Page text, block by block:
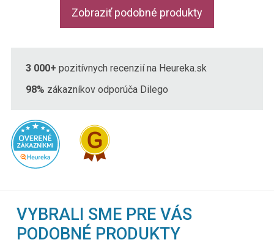
Zobraziť podobné produkty
3 000+ pozitívnych recenzií na Heureka.sk
98% zákazníkov odporúča Dilego
VYBRALI SME PRE VÁS
PODOBNÉ PRODUKTY